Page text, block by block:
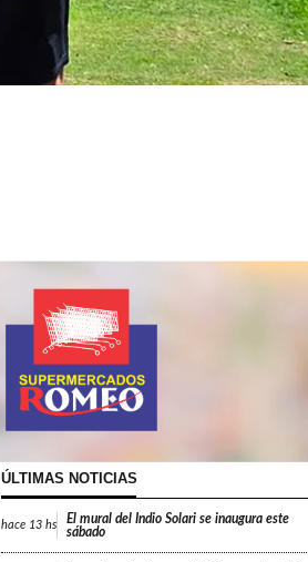
ÚLTIMAS NOTICIAS
hace 13 hs
El mural del Indio Solari se inaugura este
sábado